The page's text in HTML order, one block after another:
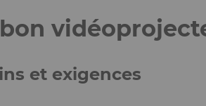
et exigences